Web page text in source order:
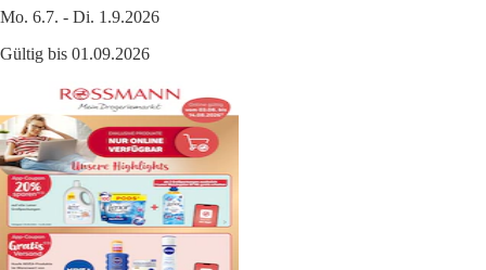
Mo. 6.7. - Di. 1.9.2026
Gültig bis 01.09.2026